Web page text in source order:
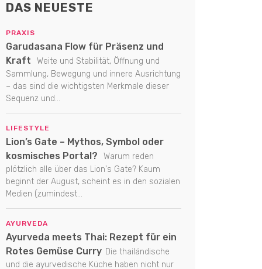
DAS NEUESTE
PRAXIS
Garudasana Flow für Präsenz und
Kraft
Weite und Stabilität, Öffnung und
Sammlung, Bewegung und innere Ausrichtung
– das sind die wichtigsten Merkmale dieser
Sequenz und...
LIFESTYLE
Lion’s Gate – Mythos, Symbol oder
kosmisches Portal?
Warum reden
plötzlich alle über das Lion's Gate? Kaum
beginnt der August, scheint es in den sozialen
Medien (zumindest...
AYURVEDA
Ayurveda meets Thai: Rezept für ein
Rotes Gemüse Curry Die thailändische
und die ayurvedische Küche haben nicht nur